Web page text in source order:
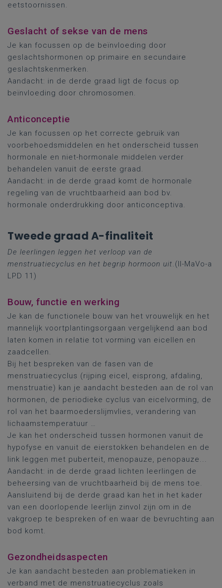
eetstoornissen.
Geslacht of sekse van de mens
Je kan focussen op de beïnvloeding door
geslachtshormonen op primaire en secundaire
geslachtskenmerken.
Aandacht: in de derde graad ligt de focus op
beïnvloeding door chromosomen.
Anticonceptie
Je kan focussen op het correcte gebruik van
voorbehoedsmiddelen en het onderscheid tussen
hormonale en niet-hormonale middelen verder
behandelen vanuit de eerste graad.
Aandacht: in de derde graad komt de hormonale
regeling van de vruchtbaarheid aan bod bv.
hormonale onderdrukking door anticonceptiva.
Tweede graad A-finaliteit
De leerlingen leggen het verloop van de
menstruatiecyclus en het begrip hormoon uit.(II-MaVo-a
LPD 11)
Bouw, functie en werking
Je kan de functionele bouw van het vrouwelijk en het
mannelijk voortplantingsorgaan vergelijkend aan bod
laten komen in relatie tot vorming van eicellen en
zaadcellen.
Bij het bespreken van de fasen van de
menstruatiecyclus (rijping eicel, eisprong, afdaling,
menstruatie) kan je aandacht besteden aan de rol van
hormonen, de periodieke cyclus van eicelvorming, de
rol van het baarmoederslijmvlies, verandering van
lichaamstemperatuur …
Je kan het onderscheid tussen hormonen vanuit de
hypofyse en vanuit de eierstokken behandelen en de
link leggen met puberteit, menopauze, penopauze...
Aandacht: in de derde graad lichten leerlingen de
beheersing van de vruchtbaarheid bij de mens toe.
Aansluitend bij de derde graad kan het in het kader
van een doorlopende leerlijn zinvol zijn om in de
vakgroep te bespreken of en waar de bevruchting aan
bod komt.
Gezondheidsaspecten
Je kan aandacht besteden aan problematieken in
verband met de menstruatiecyclus zoals